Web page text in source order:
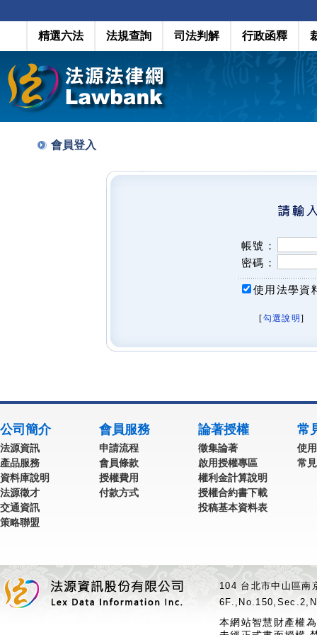
精選六法 法規查詢 司法判解 行政函釋
會員登入
帳號：
密碼：
使用法學資
[勾選說明 ]
公司簡介
法源資訊
產品服務
資料庫說明
法源徵才
交通資訊
策略聯盟
會員服務
申請流程
會員條款
授權費用
付款方式
論著授權
徵集論著
啟用授權專區
權利金計算說明
授權合約書下載
投稿基本資料表
常
使
常
104 台北市中山區
本網站智慧財產權